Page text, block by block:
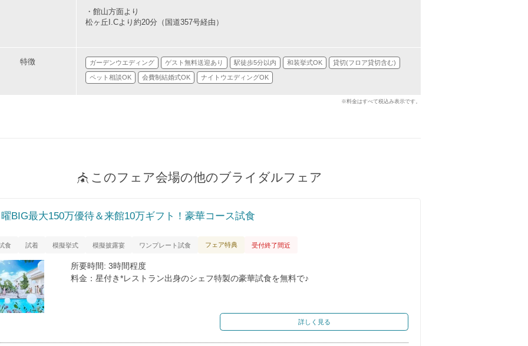
・館山方面より
松ヶ丘I.Cより約20分（国道357号経由）
特徴 ガーデンウエディング ゲスト無料送迎あり 駅徒歩5分以内 和装挙式OK 貸切(フロア貸切含む)
ペット相談OK 会費制結婚式OK ナイトウエディングOK
※料金はすべて税込み表示です。
このフェア会場の他のブライダルフェア
BIG最大150万優待＆来館10万ギフト！豪華コース試食
食 試着 模擬挙式 模擬披露宴 ワンプレート試食 フェア特典 受付終了間近
所要時間: 3時間程度
料金：星付き*レストラン出身のシェフ特製の豪華試食を無料で♪
詳しく見る